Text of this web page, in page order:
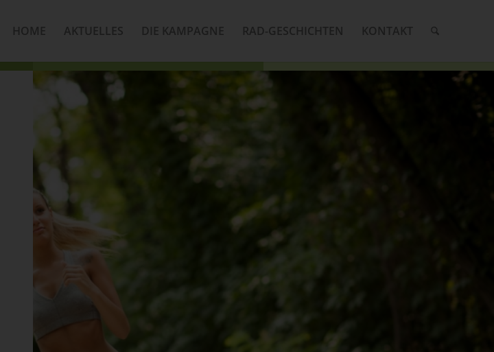
HOME AKTUELLES DIE KAMPAGNE RAD-GESCHICHTEN KONTAKT